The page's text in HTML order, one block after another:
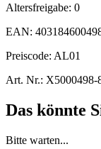
Altersfreigabe: 0
EAN:
Preiscode: AL01
Art. Nr.: X5000498-
Das könnte
Bitte warten...